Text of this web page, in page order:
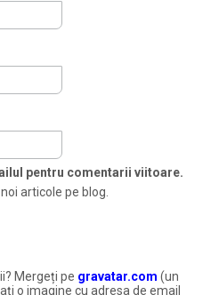
pentru comentarii viitoare.
articole pe blog.
Mergeți pe gravatar.com (un
o imagine cu adresa de email